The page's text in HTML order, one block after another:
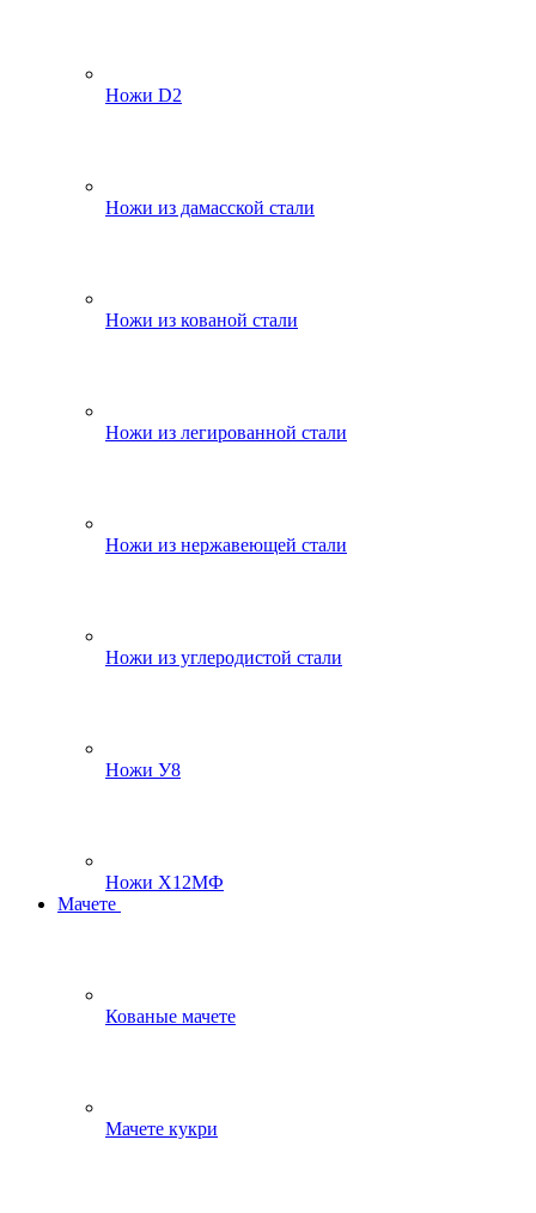
Ножи D2
Ножи из дамасской стали
Ножи из кованой стали
Ножи из легированной стали
Ножи из нержавеющей стали
Ножи из углеродистой стали
Ножи У8
Ножи Х12МФ
Мачете
Кованые мачете
Мачете кукри